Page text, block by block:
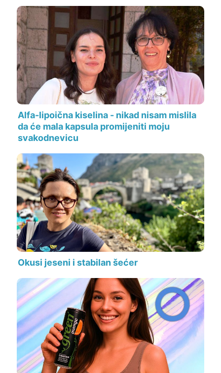
Alfa-lipoična kiselina - nikad nisam mislila
da će mala kapsula promijeniti moju
svakodnevicu
Okusi jeseni i stabilan šećer